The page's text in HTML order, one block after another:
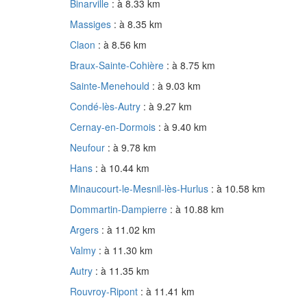
Binarville : à 8.33 km
Massiges : à 8.35 km
Claon : à 8.56 km
Braux-Sainte-Cohière : à 8.75 km
Sainte-Menehould : à 9.03 km
Condé-lès-Autry : à 9.27 km
Cernay-en-Dormois : à 9.40 km
Neufour : à 9.78 km
Hans : à 10.44 km
Minaucourt-le-Mesnil-lès-Hurlus : à 10.58 km
Dommartin-Dampierre : à 10.88 km
Argers : à 11.02 km
Valmy : à 11.30 km
Autry : à 11.35 km
Rouvroy-Ripont : à 11.41 km